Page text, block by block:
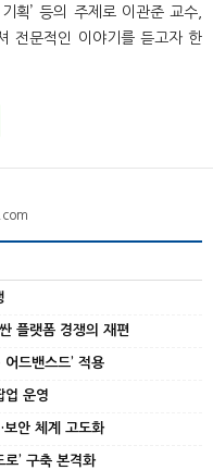
획’ 등의 주제로 이관준 교수,
전문적인 이야기를 듣고자 한
플랫폼 경쟁의 재편
드밴스드’ 적용
업 운영
보안 체계 고도화
’ 구축 본격화